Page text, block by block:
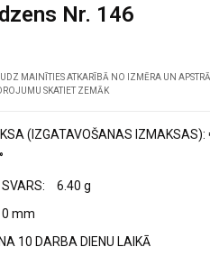
Nr. 146
MAINĪTIES ATKARĪBĀ NO IZMĒRA UN
SKATIET ZEMĀK
(IZGATAVOŠANAS IZMAKSAS):
6.40 g
mm
10 DARBA DIENU LAIKĀ